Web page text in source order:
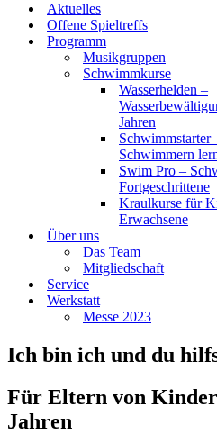
Aktuelles
Offene Spieltreffs
Programm
Musikgruppen
Schwimmkurse
Wasserhelden –
Jahren
Schwimmstarter
Schwimmern
Swim Pro –
Fortgeschrittene
Kraulkurse für
Erwachsene
Über uns
Das Team
Mitgliedschaft
Service
Werkstatt
Messe 2023
Ich bin ich und du
Für Eltern von
Jahren